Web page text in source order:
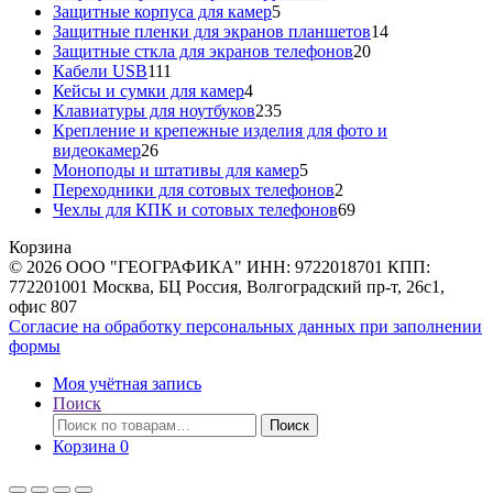
Защитные корпуса для камер55
товаров
Защитные пленки для экранов планшетов1414
Защитные сткла для экранов телефонов2020
Кабели USB111
товаров
Кейсы и сумки для камер44
товара
Клавиатуры для ноутбуков235235
товаров
Крепление и крепежные изделия для фото и
видеокамер2626
товаров
Моноподы и штативы для камер55
товаров
Переходники для сотовых телефонов2
товара
Чехлы для КПК и сотовых телефонов6969
Корзина
© 2026 ООО "ГЕОГРАФИКА" ИНН: 9722018701 КПП:
772201001 Москва, БЦ Россия, Волгоградский пр-т, 26с1,
офис 807
Согласие на обработку персональных данных при заполнении
формы
Моя учётная запись
Поиск
Искать:
Поиск
Корзина 0